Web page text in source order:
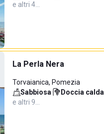
e altri 4…
La Perla Nera
Torvaianica, Pomezia
Sabbiosa· Doccia calda
e altri 9…